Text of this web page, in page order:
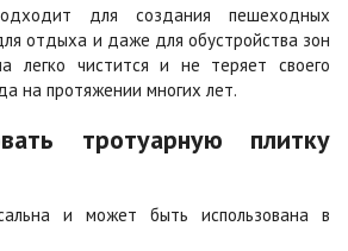
Цена по запросу
Степь
Цена по запросу
для создания пешеходных
отдыха и даже для обустройства зон
легко чистится и не теряет своего
на протяжении многих лет.
тротуарную плитку
и может быть использована в